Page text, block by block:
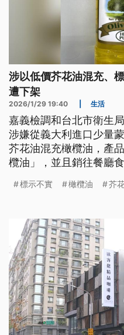
涉以低價芥花油混充、
遭下架
2026/1/29 19:40 生活
嘉義檢調和台北市衛生
涉嫌從義大利進口少量
芥花油混充橄欖油，產
欖油」，並且銷往餐廳
標示不實 橄欖油 芥